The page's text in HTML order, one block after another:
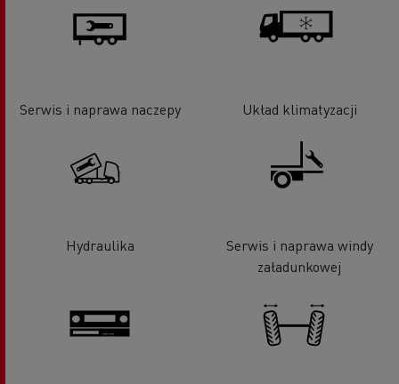
Serwis i naprawa naczepy Układ klimatyzacji
Hydraulika
Serwis i naprawa windy
załadunkowej